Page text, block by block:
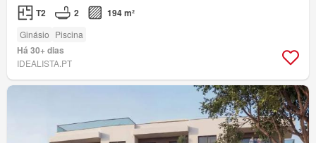
T2 2 194 m²
Ginásio Piscina
Há 30+ dias
IDEALISTA.PT